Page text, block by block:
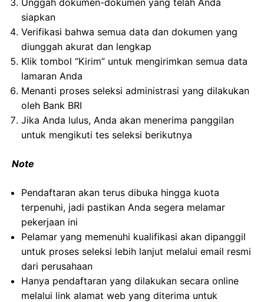
Unggah dokumen-dokumen yang telah Anda
siapkan
Verifikasi bahwa semua data dan dokumen yang
diunggah akurat dan lengkap
Klik tombol “Kirim” untuk mengirimkan semua data
lamaran Anda
Menanti proses seleksi administrasi yang dilakukan
oleh Bank BRI
Jika Anda lulus, Anda akan menerima panggilan
untuk mengikuti tes seleksi berikutnya
Note
Pendaftaran akan terus dibuka hingga kuota
terpenuhi, jadi pastikan Anda segera melamar
pekerjaan ini
Pelamar yang memenuhi kualifikasi akan dipanggil
untuk proses seleksi lebih lanjut melalui email resmi
dari perusahaan
Hanya pendaftaran yang dilakukan secara online
melalui link alamat web yang diterima untuk